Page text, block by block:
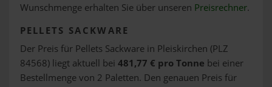
Wunschmenge erhalten Sie über unseren Preisrechner.
PELLETS SACKWARE
Der Preis für Pellets Sackware in Pleiskirchen (PLZ
84568) liegt aktuell bei 481,77 € pro Tonne bei einer
Bestellmenge von 2 Paletten. Den genauen Preis für